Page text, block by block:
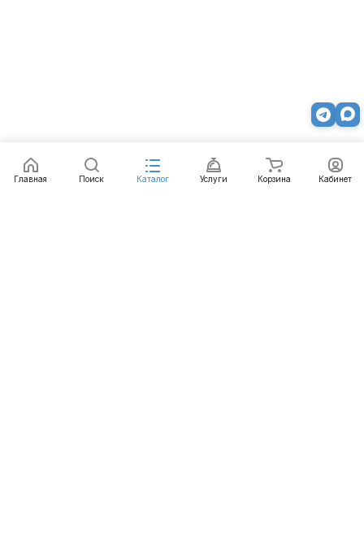
Главная Поиск Каталог Услуги Корзина Кабинет